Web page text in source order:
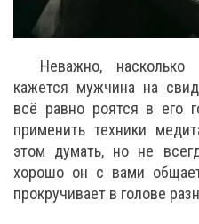
Неважно,
кажется мужчина на
всё равно роятся в его
применить техники
этом думать, но не
хорошо он с вами
прокручивает в голове